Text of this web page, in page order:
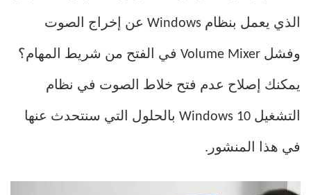
الذي يعمل بنظام Windows عن إخراج الصوت
وفشل Volume Mixer في الفتح من شريط المهام؟
يمكنك إصلاح عدم فتح خلاط الصوت في نظام
التشغيل Windows 10 بالحلول التي سنتحدث عنها
في هذا المنشور.